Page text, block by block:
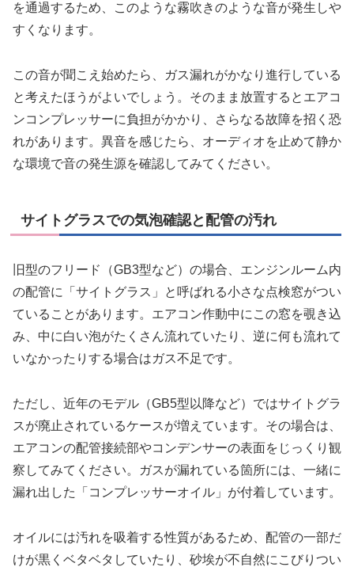
を通過するため、このような霧吹きのような音が発生しや
すくなります。
この音が聞こえ始めたら、ガス漏れがかなり進行している
と考えたほうがよいでしょう。そのまま放置するとエアコ
ンコンプレッサーに負担がかかり、さらなる故障を招く恐
れがあります。異音を感じたら、オーディオを止めて静か
な環境で音の発生源を確認してみてください。
サイトグラスでの気泡確認と配管の汚れ
旧型のフリード（GB3型など）の場合、エンジンルーム内
の配管に「サイトグラス」と呼ばれる小さな点検窓がつい
ていることがあります。エアコン作動中にこの窓を覗き込
み、中に白い泡がたくさん流れていたり、逆に何も流れて
いなかったりする場合はガス不足です。
ただし、近年のモデル（GB5型以降など）ではサイトグラ
スが廃止されているケースが増えています。その場合は、
エアコンの配管接続部やコンデンサーの表面をじっくり観
察してみてください。ガスが漏れている箇所には、一緒に
漏れ出した「コンプレッサーオイル」が付着しています。
オイルには汚れを吸着する性質があるため、配管の一部だ
けが黒くベタベタしていたり、砂埃が不自然にこびりつい